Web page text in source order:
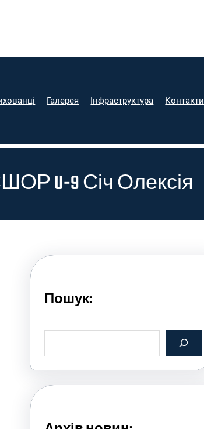
Галерея Інфраструктура Контакти
U-9 Січ Олексія
Пошук:
a
c